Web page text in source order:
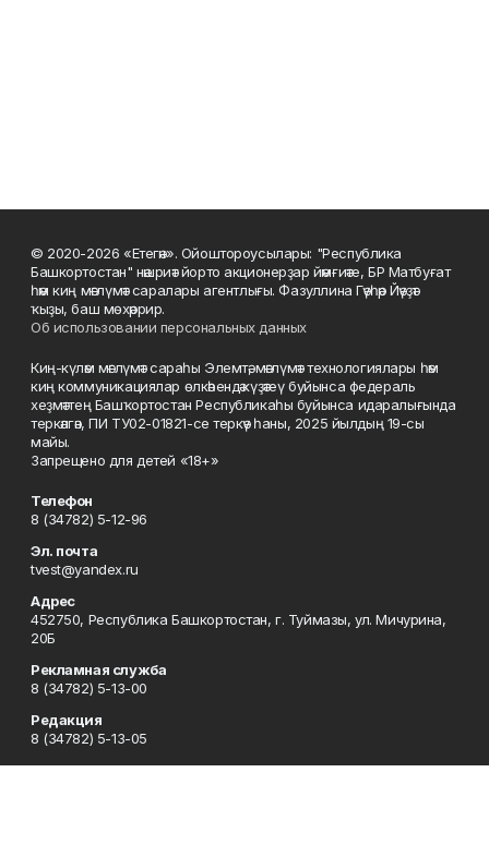
© 2020-2026 «Етегән». Ойоштороусылары: "Республика
Башкортостан" нәшриәт йорто акционерҙар йәмғиәте, БР Матбуғат
һәм киң мәғлүмәт саралары агентлығы. Фазуллина Гәүһәр Йәүҙәт
ҡыҙы, баш мөхәррир.
Об использовании персональных данных
Киң-күләм мәғлүмәт сараһы Элемтә, мәғлүмәт технологиялары һәм
киң коммуникациялар өлкәһендә күҙәтеү буйынса федераль
хеҙмәттең Башҡортостан Республикаһы буйынса идаралығында
теркәлгән, ПИ ТУ02-01821-се теркәү һаны, 2025 йылдың 19-сы
майы.
Запрещено для детей «18+»
Телефон
8 (34782) 5-12-96
Эл. почта
tvest@yandex.ru
Адрес
452750, Республика Башкортостан, г. Туймазы, ул. Мичурина,
20Б
Рекламная служба
8 (34782) 5-13-00
Редакция
8 (34782) 5-13-05
Приемная